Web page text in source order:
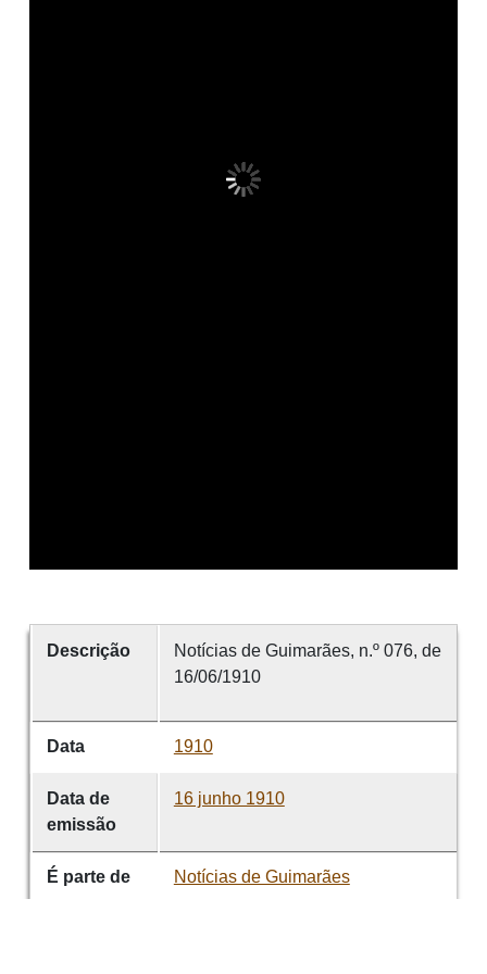
Descrição
Notícias de Guimarães, n.º 076, de
16/06/1910
Data 1910
Data de
emissão
16 junho 1910
É parte de Notícias de Guimarães